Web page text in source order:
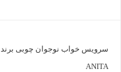
سرویس خواب نوجوان چوبی برند
ANITA